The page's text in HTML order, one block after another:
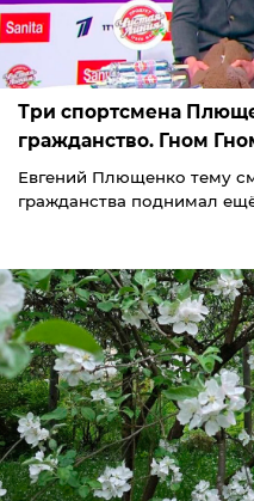
Три спортсмена
гражданство. Гном
Евгений Плющенко тему
гражданства поднимал